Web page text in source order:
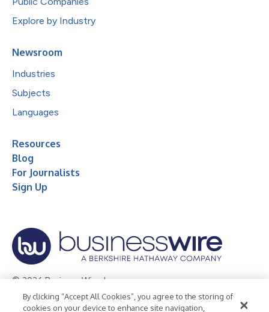
Explore by Industry
Newsroom
Industries
Subjects
Languages
Resources
Blog
For Journalists
Sign Up
© 2026 Business Wire, Inc.
Privacy Policy Cookie Policy Accessibility Statement
By clicking “Accept All Cookies”, you agree to the storing of
cookies on your device to enhance site navigation,